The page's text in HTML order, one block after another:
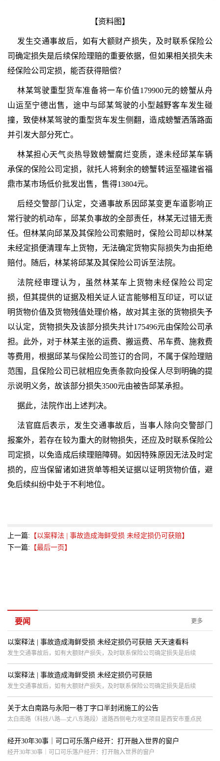
【资料图】
发生交通事故后，如有大额财产损失，及时联系保险公
司确定损失是后续保险理赔的重要依据，但如果相关损失未
经保险公司定损，能否获得赔偿？
林某驾驶重型货车准备将一车价值179900元的螃蟹从舟
山运至宁德出售，途中与邱某驾驶的小型越野客车发生碰
撞，致使林某驾驶的重型货车发生侧翻，造成螃蟹洒落路面
并引发大部分死亡。
林某担心天气炎热导致螃蟹腐烂变质，遂未经邱某车辆
承保的保险公司定损，就托人将剩余的螃蟹转运至福建省福
鼎市某市场低价批发出售，售得13804元。
后经交警部门认定，交通事故系因邱某变更车道影响正
常行驶的机动车，邱某负事故的全部责任，林某无过错无责
任。但林某向邱某及其保险公司索赔时，保险公司却以林某
未经定损便清理车上货物，无法确定货物实际损失为由拒绝
赔付。随后，林某将邱某及其保险公司诉至法院。
法院经审理认为，虽然林某车上货物未经保险公司定
损，但其提供的证据及相关证人证言能够相互印证，可以证
明货物价值及货物残值处理价格，故对其主张的货物损失予
以认定，货物损失及该部分损失共计175496元由保险公司承
担。此外，对于林某主张的运费、搬运费、吊车费、施救费
等费用，根据邱某与保险公司签订的合同，不属于保险理赔
范围，且保险公司已就相应免责条款向投保人尽到明确的提
示说明义务，故该部分损失3500元由被告邱某承担。
据此，法院作出上述判决。
法官庭后表示，发生交通事故后，当事人除向交警部门
报案外，若存在较为重大的财物损失，还应及时联系保险公
司定损，以免造成后续理赔障碍。如因特殊原因无法及时定
损的，应当保留诸如进货单等相关证据以证明货物价值，避
免后续纠纷中处于不利地位。
上一篇: 【以案释法 | 事故造成海鲜受损 未经定损仍可获赔】
下一篇: 【最后一页】
要闻 更多
以案释法 | 事故造成海鲜受损 未经定损仍可获赔 天天速看料
​发生交通事故后，如有大额财产损失，及时联系保险公司确定损失是后续
以案释法 | 事故造成海鲜受损 未经定损仍可获赔
​发生交通事故后，如有大额财产损失，及时联系保险公司确定损失是后续
关于太白南路与永阳一巷丁字口半封闭施工的公告
太白南路（科技八路—丈八东路段）道路西侧电力攻坚项目是西安市重点民
经开30年30事｜可口可乐落户经开：打开融入世界的窗户
经开30年30事｜可口可乐落户经开：打开融入世界的窗户